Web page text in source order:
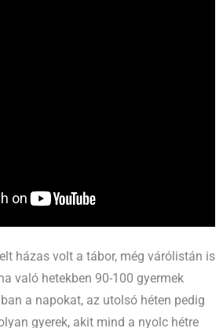
házas volt a tábor, még várólistán is
való hetekben 90-100 gyermek
a napokat, az utolsó héten pedig
gyerek, akit mind a nyolc hétre